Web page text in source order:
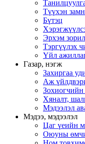
Түүхэн
Бүтэц
Эрхэм
Тэргүүлэх
Үйл
Газар, нэгж
Захиргаа
Аж
Зохиогчийн
Хяналт,
Мэдээлэл
Мэдээ, мэдээлэл
Цаг үеийн
Оюуны